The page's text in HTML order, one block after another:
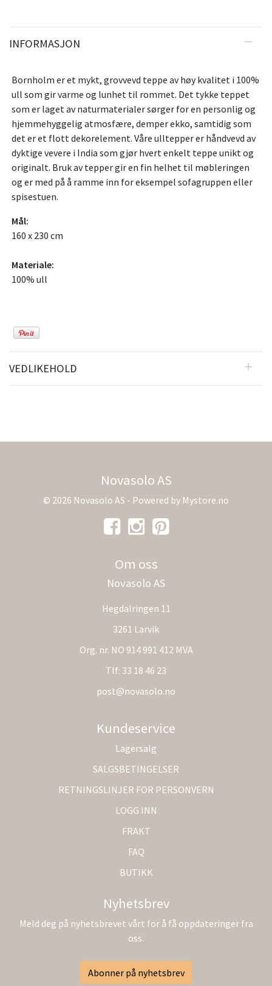
INFORMASJON
Bornholm er et mykt, grovvevd teppe av høy kvalitet i 100%
ull som gir varme og lunhet til rommet. Det tykke teppet
som er laget av naturmaterialer sørger for en personlig og
hjemmehyggelig atmosfære, demper ekko, samtidig som
det er et flott dekorelement. Våre ulltepper er håndvevd av
dyktige vevere i India som gjør hvert enkelt teppe unikt og
originalt. Bruk av tepper gir en fin helhet til møbleringen
og er med på å ramme inn for eksempel sofagruppen eller
spisestuen.
Mål:
160 x 230 cm
Materiale:
100% ull
VEDLIKEHOLD
Novasolo AS
© 2026 Novasolo AS - Powered by Mystore.no
Om oss
Novasolo AS
Hegdalringen 11
3261 Larvik
Org. nr. NO 914 991 412 MVA
Tlf: 33 18 46 23
post@novasolo.no
Kundeservice
Lagersalg
SALGSBETINGELSER
RETNINGSLINJER FOR PERSONVERN
LOGG INN
FRAKT
FAQ
BUTIKK
Nyhetsbrev
Meld deg på nyhetsbrevet vårt for å få oppdateringer fra
oss.
Abonner på nyhetsbrev